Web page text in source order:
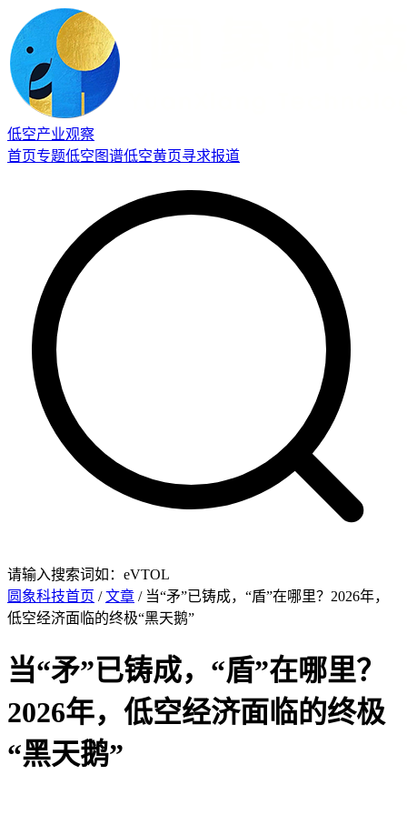
低空产业观察
首页专题低空图谱低空黄页寻求报道
请输入搜索词如：eVTOL
圆象科技首页 /文章 / 当“矛”已铸成，“盾”在哪里？2026年，
低空经济面临的终极“黑天鹅”
当“矛”已铸成，“盾”在哪里？
2026年，低空经济面临的终极
“黑天鹅”